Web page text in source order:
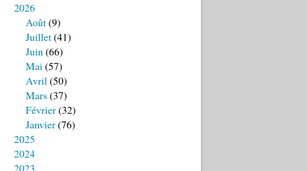
2026
Août(9)
Juillet(41)
Juin(66)
Mai(57)
Avril(50)
Mars (37)
Février(32)
Janvier(76)
2025
2024
2023